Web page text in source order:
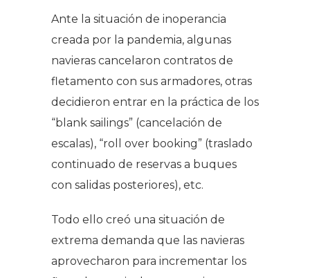
Ante la situación de inoperancia
creada por la pandemia, algunas
navieras cancelaron contratos de
fletamento con sus armadores, otras
decidieron entrar en la práctica de los
“blank sailings” (cancelación de
escalas), “roll over booking” (traslado
continuado de reservas a buques
con salidas posteriores), etc.
Todo ello creó una situación de
extrema demanda que las navieras
aprovecharon para incrementar los